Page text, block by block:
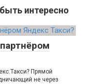
интересно
Прямой
не через